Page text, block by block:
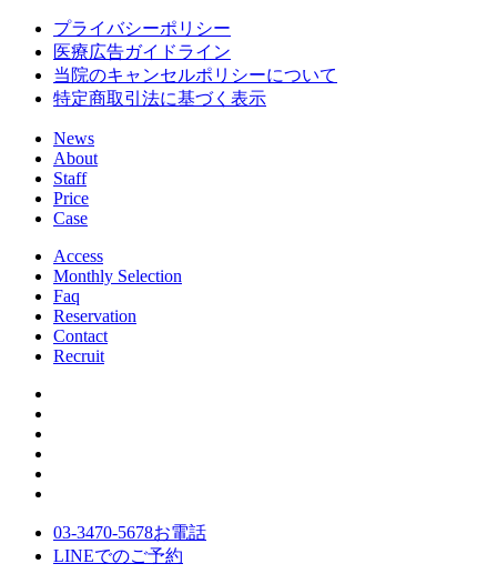
プライバシーポリシー
医療広告ガイドライン
当院のキャンセルポリシーについて
特定商取引法に基づく表示
News
About
Staff
Price
Case
Access
Monthly Selection
Faq
Reservation
Contact
Recruit
03-3470-5678お電話
LINEでのご予約